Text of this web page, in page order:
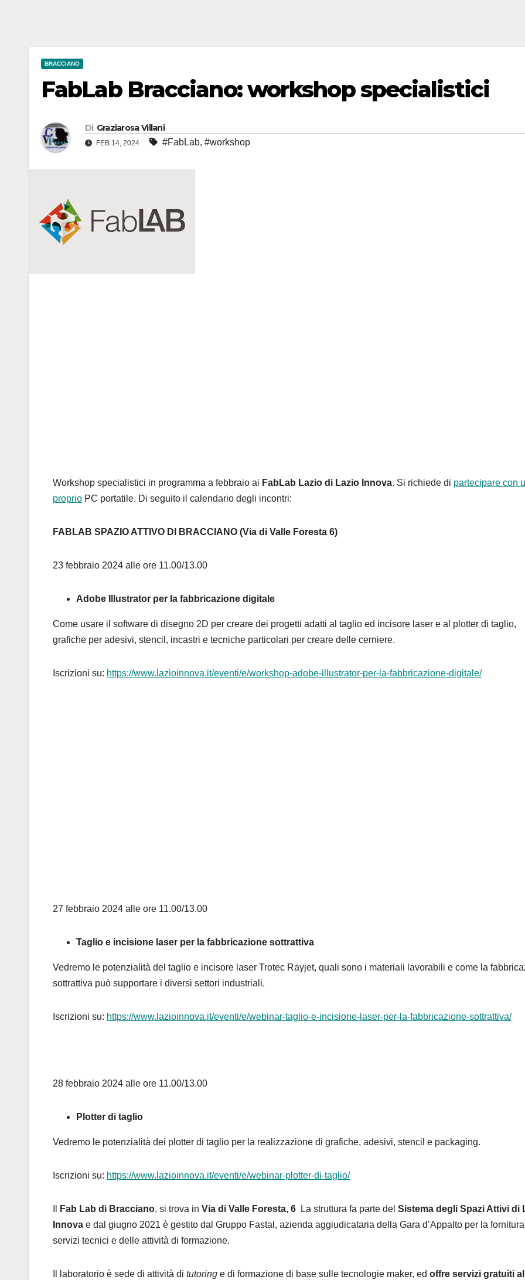
BRACCIANO
FabLab Bracciano: workshop specialistici
Di Graziarosa Villani
FEB 14, 2024 #FabLab, #workshop
Workshop specialistici in programma a febbraio ai FabLab Lazio di Lazio Innova. Si richiede di partecipare con
proprio PC portatile. Di seguito il calendario degli incontri:
FABLAB SPAZIO ATTIVO DI BRACCIANO (Via di Valle Foresta 6)
23 febbraio 2024 alle ore 11.00/13.00
Adobe Illustrator per la fabbricazione digitale
Come usare il software di disegno 2D per creare dei progetti adatti al taglio ed incisore laser e al plotter di taglio,
grafiche per adesivi, stencil, incastri e tecniche particolari per creare delle cerniere.
Iscrizioni su: https://www.lazioinnova.it/eventi/e/workshop-adobe-illustrator-per-la-fabbricazione-digitale/
27 febbraio 2024 alle ore 11.00/13.00
Taglio e incisione laser per la fabbricazione sottrattiva
Vedremo le potenzialità del taglio e incisore laser Trotec Rayjet, quali sono i materiali lavorabili e come la
sottrattiva può supportare i diversi settori industriali.
Iscrizioni su: https://www.lazioinnova.it/eventi/e/webinar-taglio-e-incisione-laser-per-la-fabbricazione-sottrattiva/
28 febbraio 2024 alle ore 11.00/13.00
Plotter di taglio
Vedremo le potenzialità dei plotter di taglio per la realizzazione di grafiche, adesivi, stencil e packaging.
Iscrizioni su: https://www.lazioinnova.it/eventi/e/webinar-plotter-di-taglio/
Fab Lab di Bracciano, si trova in Via di Valle Foresta, 6 La struttura fa parte del Sistema degli Spazi Attivi di
Innova e dal giugno 2021 è gestito dal Gruppo Fastal, azienda aggiudicataria della Gara d’Appalto per la
servizi tecnici e delle attività di formazione.
Il laboratorio è sede di attività di tutoring e di formazione di base sulle tecnologie maker, ed offre servizi gratuiti al